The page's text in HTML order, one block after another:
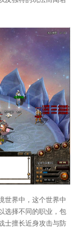
世界中，这个世界中
选择不同的职业，包
士擅长近身攻击与防